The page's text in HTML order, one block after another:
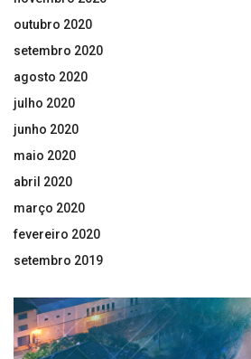
outubro 2020
setembro 2020
agosto 2020
julho 2020
junho 2020
maio 2020
abril 2020
março 2020
fevereiro 2020
setembro 2019